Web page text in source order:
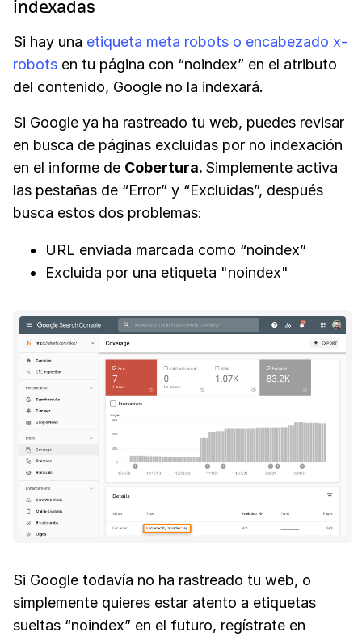
indexadas
Si hay una etiqueta meta robots o encabezado x-
robots en tu página con “noindex” en el atributo
del contenido, Google no la indexará.
Si Google ya ha rastreado tu web, puedes revisar
en busca de páginas excluidas por no indexación
en el informe de Cobertura. Simplemente activa
las pestañas de “Error” y “Excluidas”, después
busca estos dos problemas:
URL enviada marcada como “noindex”
Excluida por una etiqueta "noindex"
Si Google todavía no ha rastreado tu web, o
simplemente quieres estar atento a etiquetas
sueltas “noindex” en el futuro, regístrate en